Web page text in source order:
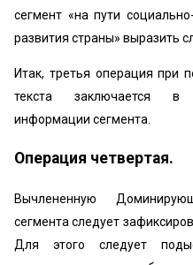
сегмент «на пути
развития страны» выразить
Итак, третья операция при
текста заключается в
информации сегмента.
Операция четвертая.
Вычлененную
сегмента следует
Для этого следует